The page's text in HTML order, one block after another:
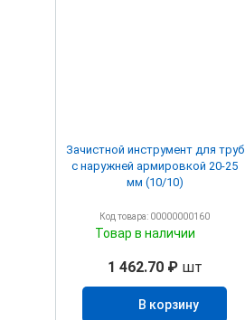
Зачистной инструмент для труб
с наружней армировкой 20-25
мм (10/10)
Код товара: 00000000160
Товар в наличии
1 462.70 ₽шт
В корзину